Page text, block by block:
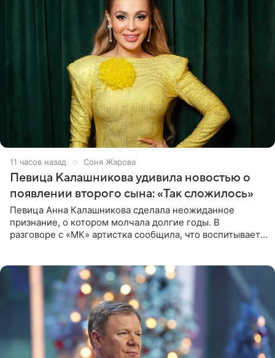
11 часов назад Соня Жарова
Певица Калашникова удивила новостью о
появлении второго сына: «Так сложилось»
Певица Анна Калашникова сделала неожиданное
признание, о котором молчала долгие годы. В
разговоре с «МК» артистка сообщила, что воспитывает